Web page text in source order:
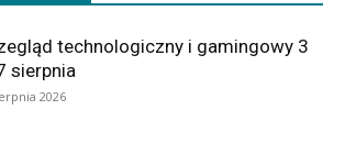
technologiczny i gamingowy 3
sierpnia
2026